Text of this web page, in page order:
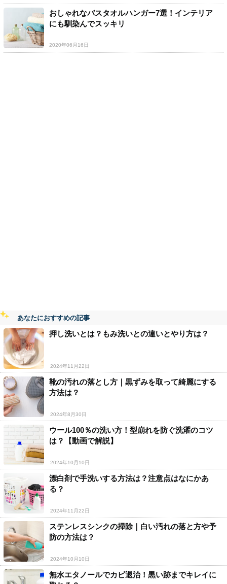
おしゃれなバスタオルハンガー7選！インテリア
にも馴染んでスッキリ
2020年06月16日
あなたにおすすめの記事
押し洗いとは？もみ洗いとの違いとやり方は？
2024年11月22日
靴の汚れの落とし方｜黒ずみを取って綺麗にする
方法は？
2024年8月30日
ウール100％の洗い方！型崩れを防ぐ洗濯のコツ
は？【動画で解説】
2024年10月10日
漂白剤で手洗いする方法は？注意点はなにかあ
る？
2024年11月22日
ステンレスシンクの掃除｜白い汚れの落と方や予
防の方法は？
2024年10月10日
無水エタノールでカビ退治！黒い跡までキレイに